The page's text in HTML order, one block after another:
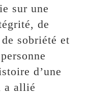
sur une
de
sobriété et
d’une
a allié